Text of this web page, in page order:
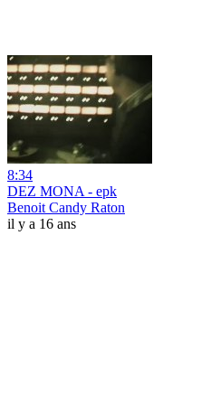
8:34
DEZ MONA - epk
Benoit Candy Raton
il y a 16 ans